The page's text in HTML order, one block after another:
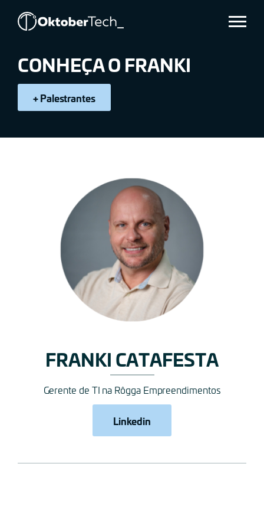
Menu
FRANKI
CATAFESTA
CONHEÇA O FRANKI
+ Palestrantes
FRANKI CATAFESTA
Gerente de TI na Rôgga Empreendimentos
Linkedin